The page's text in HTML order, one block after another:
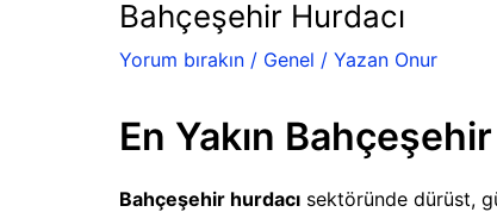
Bahçeşehir Hurdacı
Yorum bırakın / Genel / Yazan Onur
En Yakın
Bahçeşehir hurdacısektöründe dürüst,